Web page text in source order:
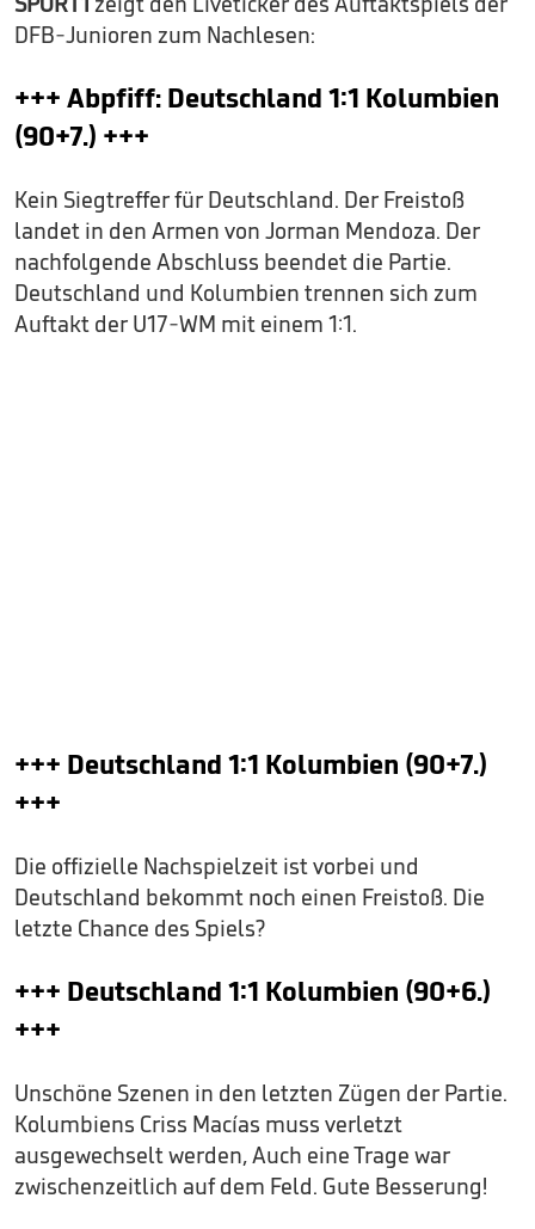
DFB-Junioren zum Nachlesen:
+++ Abpfiff: Deutschland 1:1 Kolumbien
(90+7.) +++
Kein Siegtreffer für Deutschland. Der Freistoß
landet in den Armen von Jorman Mendoza. Der
nachfolgende Abschluss beendet die Partie.
Deutschland und Kolumbien trennen sich zum
Auftakt der U17-WM mit einem 1:1.
+++ Deutschland 1:1 Kolumbien (90+7.)
+++
Die offizielle Nachspielzeit ist vorbei und
Deutschland bekommt noch einen Freistoß. Die
letzte Chance des Spiels?
+++ Deutschland 1:1 Kolumbien (90+6.)
+++
Unschöne Szenen in den letzten Zügen der Partie.
Kolumbiens Criss Macías muss verletzt
ausgewechselt werden, Auch eine Trage war
zwischenzeitlich auf dem Feld. Gute Besserung!